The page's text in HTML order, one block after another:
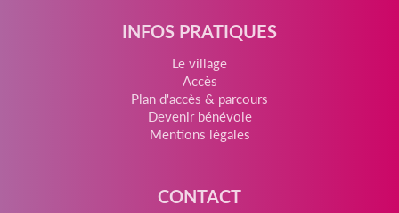
INFOS PRATIQUES
Le village
Accès
Plan d'accès & parcours
Devenir bénévole
Mentions légales
CONTACT